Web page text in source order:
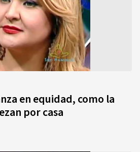
en equidad, como la
por casa